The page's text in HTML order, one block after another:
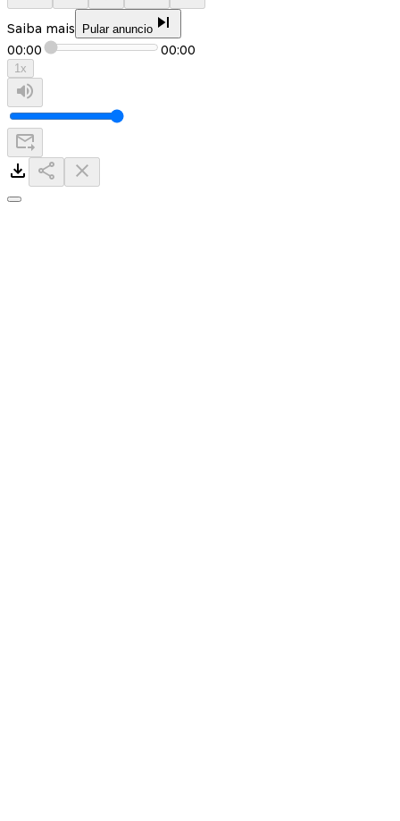
Saiba mais Pular anuncio
00:00 00:00
1x